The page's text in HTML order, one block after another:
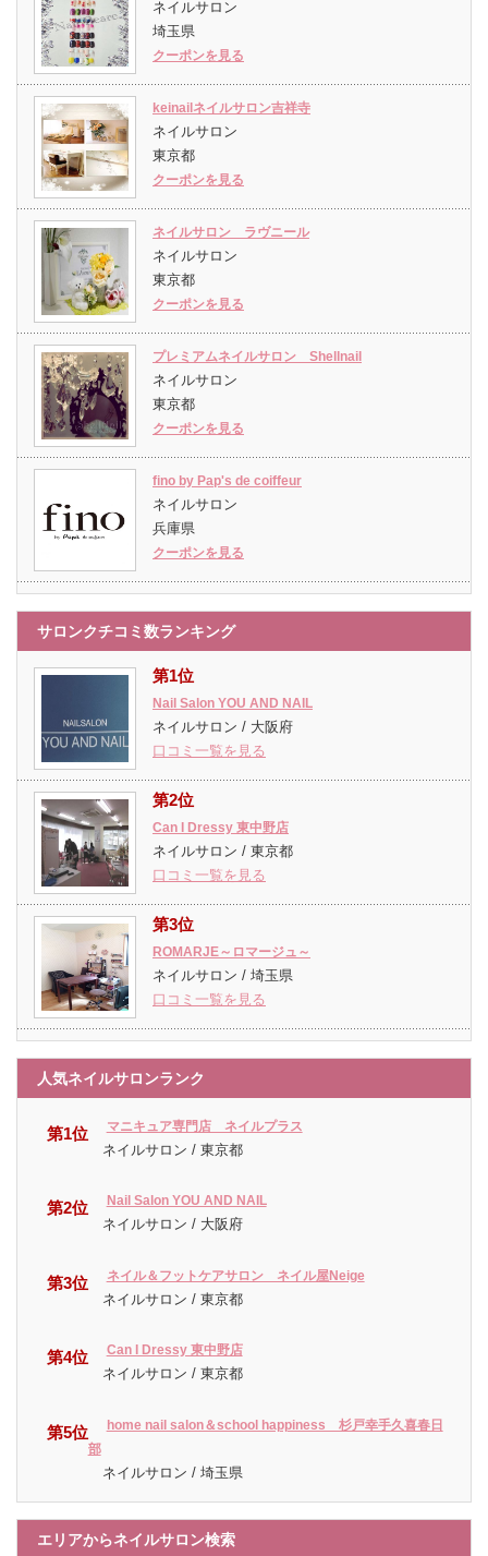
ネイルサロン
埼玉県
クーポンを見る
keinailネイルサロン吉祥寺
ネイルサロン
東京都
クーポンを見る
ネイルサロン ラヴニール
ネイルサロン
東京都
クーポンを見る
プレミアムネイルサロン Shellnail
ネイルサロン
東京都
クーポンを見る
fino by Pap's de coiffeur
ネイルサロン
兵庫県
クーポンを見る
サロンクチコミ数ランキング
第1位
Nail Salon YOU AND NAIL
ネイルサロン / 大阪府
口コミ一覧を見る
第2位
Can I Dressy 東中野店
ネイルサロン / 東京都
口コミ一覧を見る
第3位
ROMARJE～ロマージュ～
ネイルサロン / 埼玉県
口コミ一覧を見る
人気ネイルサロンランク
第1位 マニキュア専門店 ネイルプラス
ネイルサロン / 東京都
第2位 Nail Salon YOU AND NAIL
ネイルサロン / 大阪府
第3位 ネイル＆フットケアサロン ネイル屋Neige
ネイルサロン / 東京都
第4位 Can I Dressy 東中野店
ネイルサロン / 東京都
第5位
home nail salon＆school happiness 杉戸幸手久喜春日
部
ネイルサロン / 埼玉県
エリアからネイルサロン検索